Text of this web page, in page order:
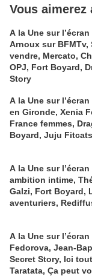
Vous aimerez
A la Une sur
Arnoux sur BFMTv,
vendre, Mercato,
OPJ, Fort Boyard,
Story
A la Une sur
en Gironde, Xenia
France femmes,
Boyard, Juju Fitcats
A la Une sur
ambition intime,
Galzi, Fort Boyard,
aventuriers,
A la Une sur
Fedorova, Jean-
Secret Story, Ici
Taratata, Ça peut